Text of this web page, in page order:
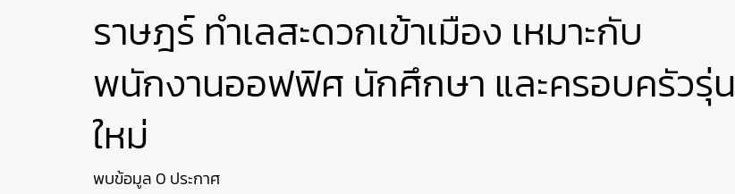
พบข้อมูล 0 ประกาศ
ราษฎร์ ทำเลสะดวกเข้าเมือง เหมาะกับ
พนักงานออฟฟิศ นักศึกษา และครอบครัวรุ่น
ใหม่